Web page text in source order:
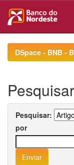
navigationDSpace - BNB -
Pesquisar
Pesquisar:
por